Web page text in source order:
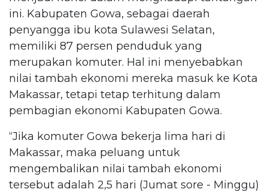
ini. Kabupaten Gowa, sebagai daerah
penyangga ibu kota Sulawesi Selatan,
memiliki 87 persen penduduk yang
merupakan komuter. Hal ini menyebabkan
nilai tambah ekonomi mereka masuk ke Kota
Makassar, tetapi tetap terhitung dalam
pembagian ekonomi Kabupaten Gowa.
“Jika komuter Gowa bekerja lima hari di
Makassar, maka peluang untuk
mengembalikan nilai tambah ekonomi
tersebut adalah 2,5 hari (Jumat sore - Minggu)